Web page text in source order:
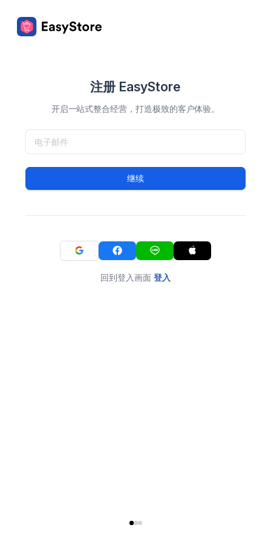
注册 EasyStore
开启一站式整合经营，打造极致的客户体验。
继续
回到登入画面 登入